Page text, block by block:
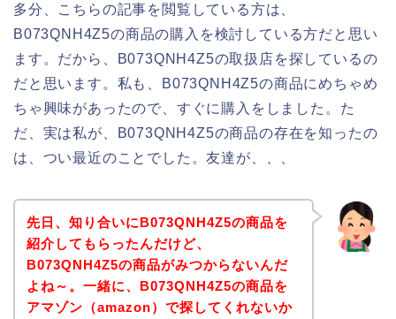
多分、こちらの記事を閲覧している方は、
B073QNH4Z5の商品の購入を検討している方だと思い
ます。だから、B073QNH4Z5の取扱店を探しているの
だと思います。私も、B073QNH4Z5の商品にめちゃめ
ちゃ興味があったので、すぐに購入をしました。た
だ、実は私が、B073QNH4Z5の商品の存在を知ったの
は、つい最近のことでした。友達が、、、
先日、知り合いにB073QNH4Z5の商品を
紹介してもらったんだけど、
B073QNH4Z5の商品がみつからないんだ
よね～。一緒に、B073QNH4Z5の商品を
アマゾン（amazon）で探してくれないか